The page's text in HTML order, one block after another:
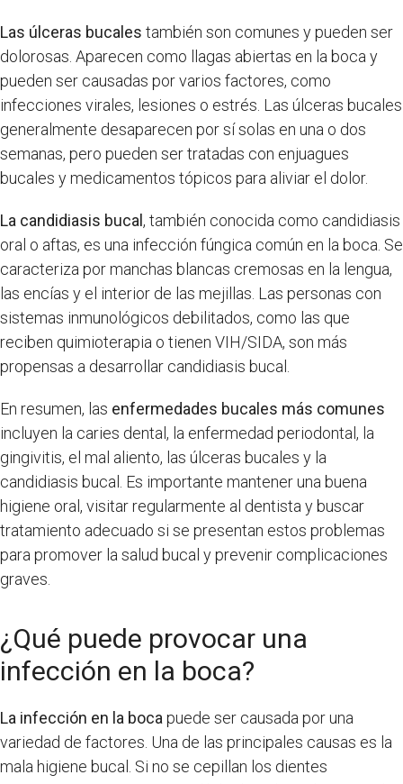
Las úlceras bucales también son comunes y pueden ser
dolorosas. Aparecen como llagas abiertas en la boca y
pueden ser causadas por varios factores, como
infecciones virales, lesiones o estrés. Las úlceras bucales
generalmente desaparecen por sí solas en una o dos
semanas, pero pueden ser tratadas con enjuagues
bucales y medicamentos tópicos para aliviar el dolor.
La candidiasis bucal , también conocida como candidiasis
oral o aftas, es una infección fúngica común en la boca. Se
caracteriza por manchas blancas cremosas en la lengua,
las encías y el interior de las mejillas. Las personas con
sistemas inmunológicos debilitados, como las que
reciben quimioterapia o tienen VIH/SIDA, son más
propensas a desarrollar candidiasis bucal.
En resumen, las enfermedades bucales más comunes
incluyen la caries dental, la enfermedad periodontal, la
gingivitis, el mal aliento, las úlceras bucales y la
candidiasis bucal. Es importante mantener una buena
higiene oral, visitar regularmente al dentista y buscar
tratamiento adecuado si se presentan estos problemas
para promover la salud bucal y prevenir complicaciones
graves.
¿Qué puede provocar una
infección en la boca?
La infección en la boca puede ser causada por una
variedad de factores. Una de las principales causas es la
mala higiene bucal. Si no se cepillan los dientes